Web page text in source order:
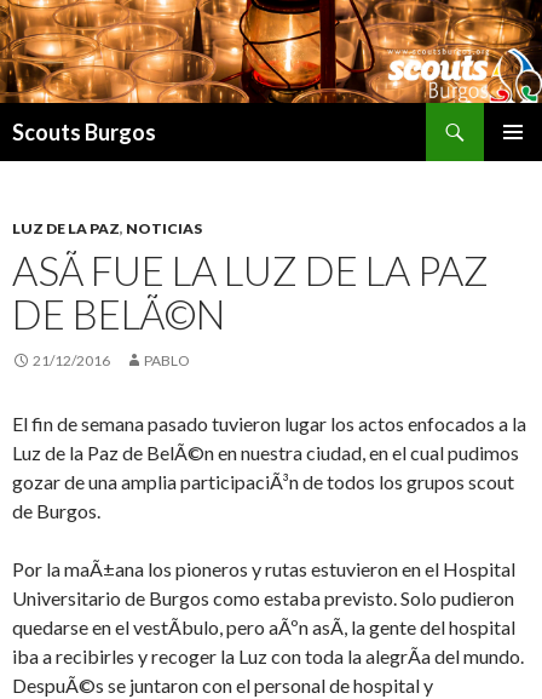
Scouts Burgos
LUZ DE LA PAZ, NOTICIAS
ASÃ­ FUE LA LUZ DE LA PAZ
DE BELÃ©N
21/12/2016 PABLO
El fin de semana pasado tuvieron lugar los actos enfocados a la
Luz de la Paz de BelÃ©n en nuestra ciudad, en el cual pudimos
gozar de una amplia participaciÃ³n de todos los grupos scout
de Burgos.
Por la maÃ±ana los pioneros y rutas estuvieron en el Hospital
Universitario de Burgos como estaba previsto. Solo pudieron
quedarse en el vestÃ­bulo, pero aÃºn asÃ­, la gente del hospital
iba a recibirles y recoger la Luz con toda la alegrÃ­a del mundo.
DespuÃ©s se juntaron con el personal de hospital y